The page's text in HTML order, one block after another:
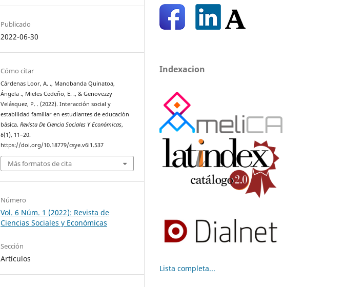
Publicado
2022-06-30
Cómo citar
Cárdenas Loor, A. ., Manobanda Quinatoa,
Ángela ., Mieles Cedeño, E. ., & Genovezzy
Velásquez, P. . (2022). Interacción social y
estabilidad familiar en estudiantes de educación
básica.Revista De Ciencia Sociales Y Económicas,
6(1), 11–20.
https://doi.org/10.18779/csye.v6i1.537
Más formatos de cita
Número
Vol. 6 Núm. 1 (2022): Revista de
Ciencias Sociales y Económicas
Sección
Artículos
Indexacion
Lista completa...